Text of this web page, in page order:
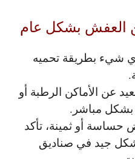
العفش بشكل عام
شيء بطريقة تحميه
عن الأماكن الرطبة أو
مباشر.
حساسة أو ثمينة، تأكد
جيد في صناديق